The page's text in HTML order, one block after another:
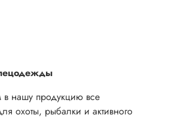
нашу продукцию все
охоты, рыбалки и активного